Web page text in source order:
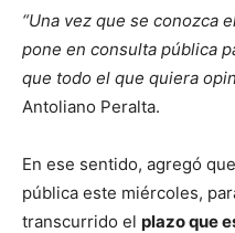
“Una vez que se conozca
pone en consulta pública
que todo el que quiera
Antoliano Peralta.
En ese sentido, agregó
pública este miércoles,
transcurrido el plazo que